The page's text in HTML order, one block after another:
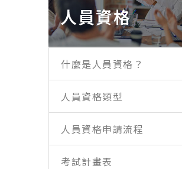
人員資格
什麼是人員資格？
人員資格類型
人員資格申請流程
考試計畫表